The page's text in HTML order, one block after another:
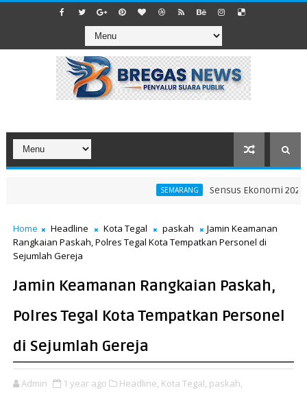
SEMARANG Sensus Ekonomi 2026
Home Headline Kota Tegal paskah
Jamin Keamanan
Rangkaian Paskah, Polres Tegal Kota Tempatkan Personel di
Sejumlah Gereja
Jamin Keamanan Rangkaian Paskah,
Polres Tegal Kota Tempatkan Personel
di Sejumlah Gereja
Admin 1 year ago Headline, Kota Tegal, paskah,